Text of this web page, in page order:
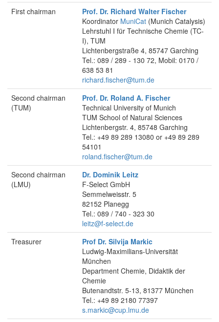
First chairman
Prof. Dr. Richard Walter Fischer
Koordinator MuniCat (Munich Catalysis)
Lehrstuhl I für Technische Chemie (TC-
I), TUM
Lichtenbergstraße 4, 85747 Garching
Tel.: 089 / 289 - 130 72, Mobil: 0170 /
638 53 81
richard.fischer@tum.de
Second chairman
(TUM)
Prof. Dr. Roland A. Fischer
Technical University of Munich
TUM School of Natural Sciences
Lichtenbergstr. 4, 85748 Garching
Tel.: +49 89 289 13080 or +49 89 289
54101
roland.fischer@tum.de
Second chairman
(LMU)
Dr. Dominik Leitz
F-Select GmbH
Semmelweisstr. 5
82152 Planegg
Tel.: 089 / 740 - 323 30
leitz@f-select.de
Treasurer
Prof Dr. Silvija Markic
Ludwig-Maximilians-Universität
München
Department Chemie, Didaktik der
Chemie
Butenandtstr. 5-13, 81377 München
Tel.: +49 89 2180 77397
s.markic@cup.lmu.de